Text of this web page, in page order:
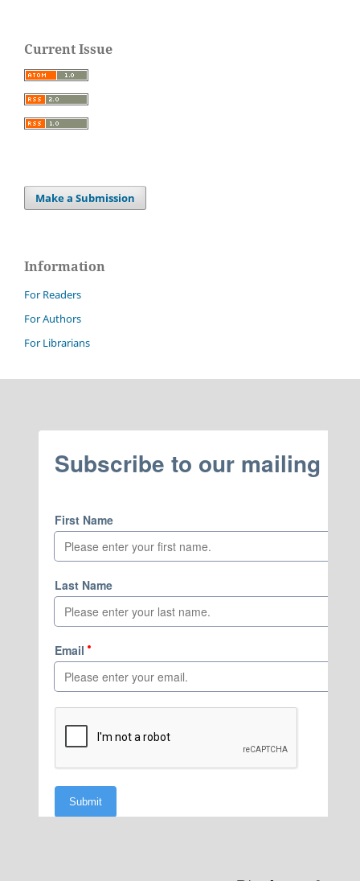
Current Issue
Make a Submission
Information
For Readers
For Authors
For Librarians